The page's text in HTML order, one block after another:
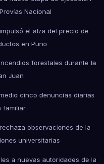
Nacional
el alza del precio de
en Puno
forestales durante la
Juan
cinco denuncias diarias
familiar
observaciones de la
universitarias
a nuevas autoridades de la